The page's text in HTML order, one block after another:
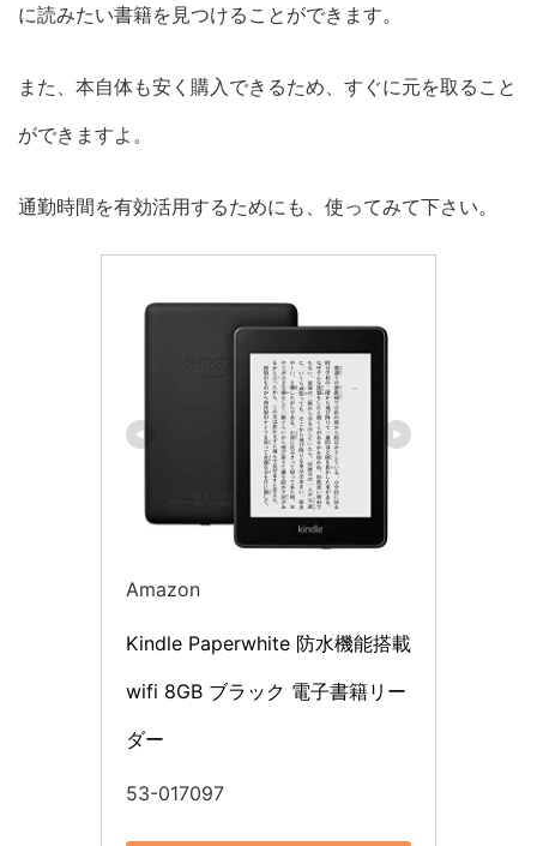
に読みたい書籍を見つけることができます。
また、本自体も安く購入できるため、すぐに元を取ること
ができますよ。
通勤時間を有効活用するためにも、使ってみて下さい。
Amazon
Kindle Paperwhite 防水機能搭載
wifi 8GB ブラック 電子書籍リー
ダー
53-017097